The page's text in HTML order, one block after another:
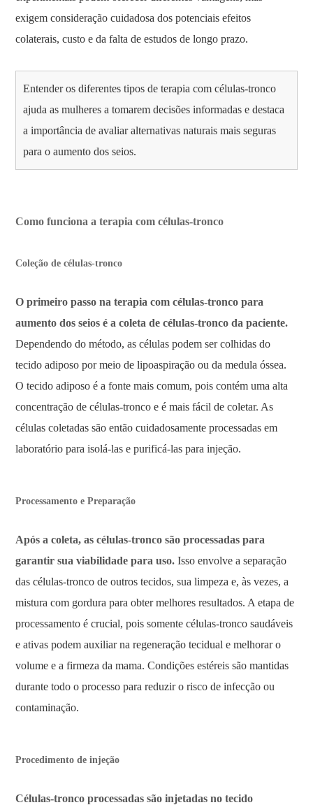
exigem consideração cuidadosa dos potenciais efeitos
colaterais, custo e da falta de estudos de longo prazo.
Entender os diferentes tipos de terapia com células-tronco
ajuda as mulheres a tomarem decisões informadas e destaca
a importância de avaliar alternativas naturais mais seguras
para o aumento dos seios.
Como funciona a terapia com células-tronco
Coleção de células-tronco
O primeiro passo na terapia com células-tronco para
aumento dos seios é a coleta de células-tronco da paciente.
Dependendo do método, as células podem ser colhidas do
tecido adiposo por meio de lipoaspiração ou da medula óssea.
O tecido adiposo é a fonte mais comum, pois contém uma alta
concentração de células-tronco e é mais fácil de coletar. As
células coletadas são então cuidadosamente processadas em
laboratório para isolá-las e purificá-las para injeção.
Processamento e Preparação
Após a coleta, as células-tronco são processadas para
garantir sua viabilidade para uso. Isso envolve a separação
das células-tronco de outros tecidos, sua limpeza e, às vezes, a
mistura com gordura para obter melhores resultados. A etapa de
processamento é crucial, pois somente células-tronco saudáveis ​​
e ativas podem auxiliar na regeneração tecidual e melhorar o
volume e a firmeza da mama. Condições estéreis são mantidas
durante todo o processo para reduzir o risco de infecção ou
contaminação.
Procedimento de injeção
Células-tronco processadas são injetadas no tecido